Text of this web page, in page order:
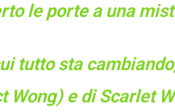
le porte a una
tutto sta
Wong) e di Scarlet